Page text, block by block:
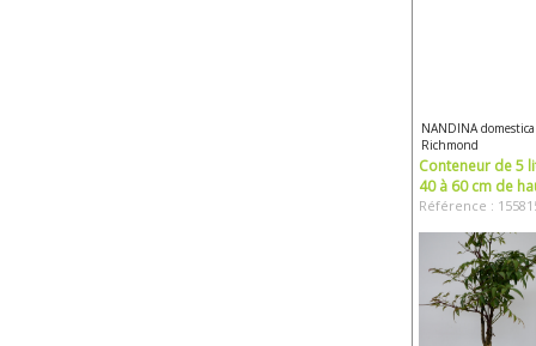
NANDINA domestica
Richmond
Conteneur de 5
40 à 60 cm de
Référence :